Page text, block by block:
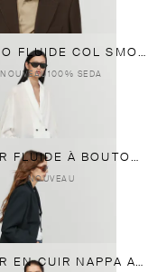
KIMONO FLUIDE COL SMOKING 100% SOIE
NOUVEAU 100% SEDA
BLAZER FLUIDE À BOUTONS
NOUVEAU
BLAZER EN CUIR NAPPA AVEC POCHES